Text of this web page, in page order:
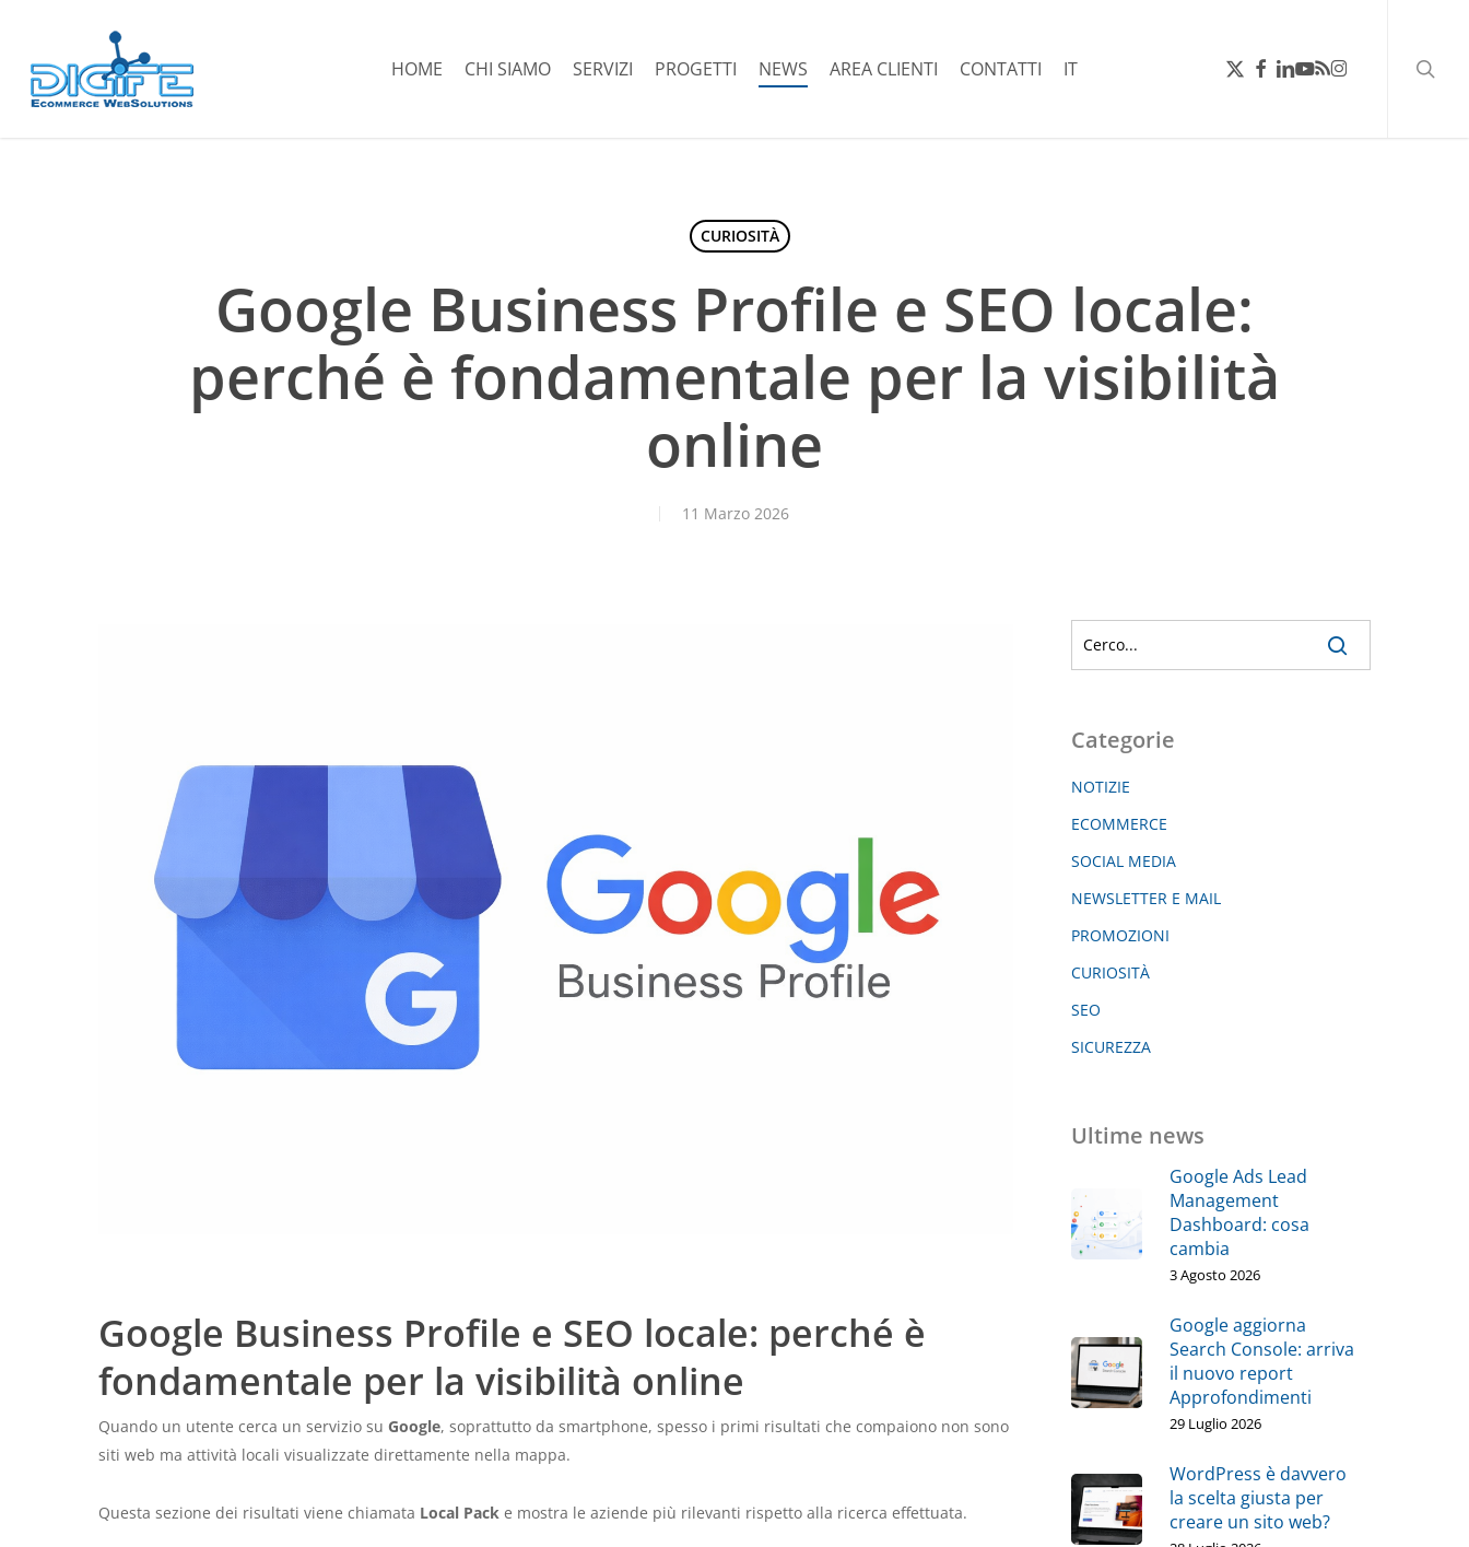
contenuto
principale
HOME CHI SIAMO SERVIZI PROGETTI NEWS AREA CLIENTI CONTATTI IT X-
TWITTER
FACEBOOK
LINKEDIN
YOUTUBE
RSSINSTAGRAM
CURIOSITÀ
Google Business Profile e SEO locale:
perché è fondamentale per la visibilità
online
11 Marzo 2026
Google Business Profile e SEO locale: perché è
fondamentale per la visibilità online
Quando un utente cerca un servizio su Google, soprattutto da smartphone, spesso i primi risultati che compaiono non sono
siti web ma attività locali visualizzate direttamente nella mappa.
Questa sezione dei risultati viene chiamata Local Pack e mostra le aziende più rilevanti rispetto alla ricerca effettuata.
Categorie
NOTIZIE
ECOMMERCE
SOCIAL MEDIA
NEWSLETTER E MAIL
PROMOZIONI
CURIOSITÀ
SEO
SICUREZZA
Ultime news
Google Ads Lead
Management
Dashboard: cosa
cambia
3 Agosto 2026
Google aggiorna
Search Console: arriva
il nuovo report
Approfondimenti
29 Luglio 2026
WordPress è davvero
la scelta giusta per
creare un sito web?